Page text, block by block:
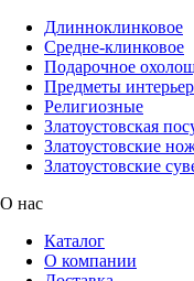
Длинноклинковое
Средне-клинковое
Подарочное
Предметы
Религиозные
Златоустовская
Златоустовские
Златоустовские
О нас
Каталог
О компании